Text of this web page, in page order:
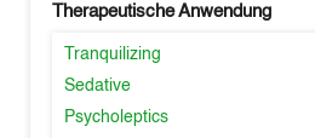
Therapeutische Anwendung
Tranquilizing
Sedative
Psycholeptics